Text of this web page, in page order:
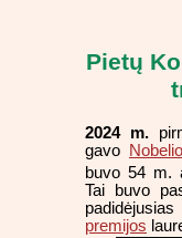
Pietų
2024 m.
gavo
buvo 54 m.
Tai buvo
premijos